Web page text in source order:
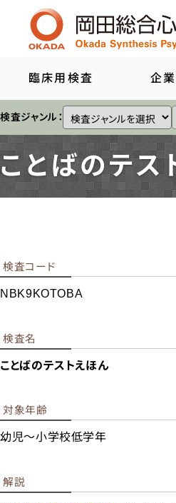
臨床用検査 企
検査ジャンル：
ことばのテス
検査コード
NBK9KOTOBA
検査名
ことばのテストえほん
対象年齢
幼児～小学校低学年
解説